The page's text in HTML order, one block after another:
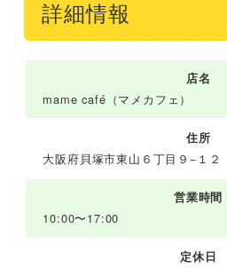
詳細情報
店名
mame café（マメカフェ）
住所
大阪府貝塚市東山６丁目９−１２
営業時間
10:00〜17:00
定休日